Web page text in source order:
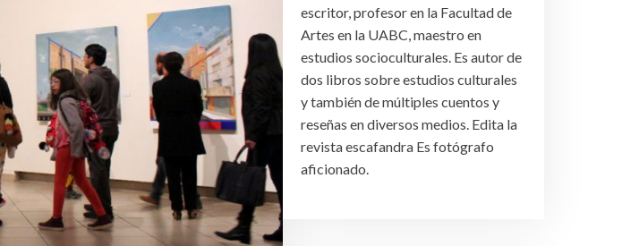
escritor, profesor en la Facultad de
Artes en la UABC, maestro en
estudios socioculturales. Es autor de
dos libros sobre estudios culturales
y también de múltiples cuentos y
reseñas en diversos medios. Edita la
revista escafandra Es fotógrafo
aficionado.